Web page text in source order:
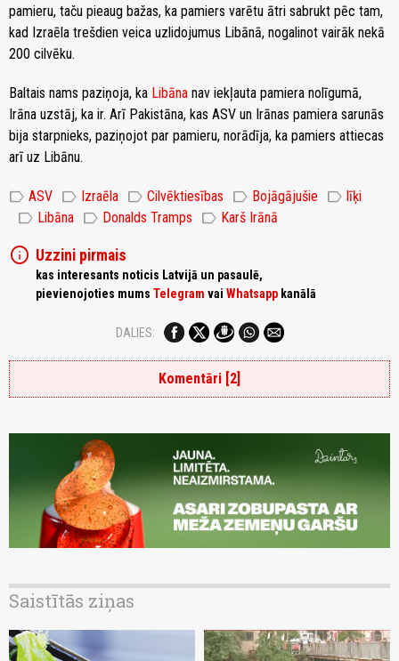
pamieru, taču pieaug bažas, ka pamiers varētu ātri sabrukt pēc tam,
kad Izraēla trešdien veica uzlidojumus Libānā, nogalinot vairāk nekā
200 cilvēku.
Baltais nams paziņoja, ka Libāna nav iekļauta pamiera nolīgumā,
Irāna uzstāj, ka ir. Arī Pakistāna, kas ASV un Irānas pamiera sarunās
bija starpnieks, paziņojot par pamieru, norādīja, ka pamiers attiecas
arī uz Libānu.
label ASV label Izraēla label Cilvēktiesības label Bojāgājušie label līķi
label Libāna label Donalds Tramps label Karš Irānā
info Uzzini pirmais
kas interesants noticis Latvijā un pasaulē,
pievienojoties mums Telegram vai Whatsapp kanālā
DALIES:
Komentāri [2]
Saistītās ziņas